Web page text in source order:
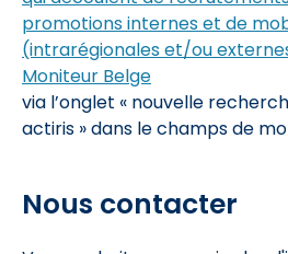
promotions internes et de
(intrarégionales et/ou
Moniteur Belge
via l’onglet « nouvelle
actiris » dans le champs de
Nous contacter